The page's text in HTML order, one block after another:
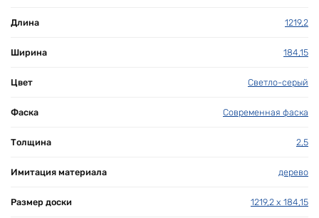
Длина 1219,2
Ширина 184,15
Цвет Светло-серый
Фаска Современная фаска
Толщина 2,5
Имитация материала дерево
Размер доски 1219,2 х 184,15